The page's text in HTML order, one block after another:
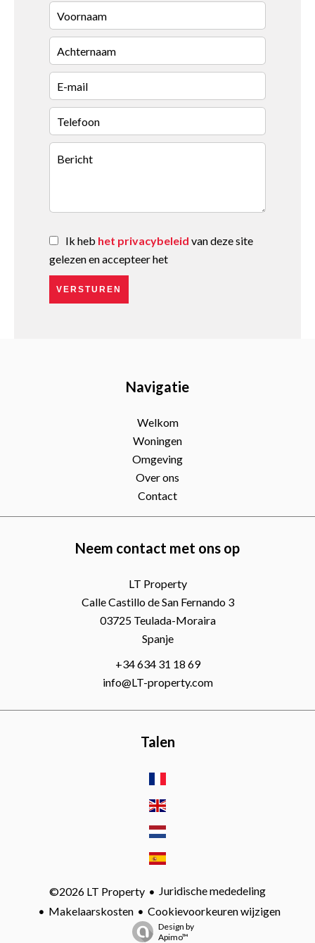
Ik heb het privacybeleid van deze site
gelezen en accepteer het
VERSTUREN
Navigatie
Welkom
Woningen
Omgeving
Over ons
Contact
Neem contact met ons op
LT Property
Calle Castillo de San Fernando 3
03725Teulada-Moraira
Spanje
+34 634 31 18 69
info@LT-property.com
Talen
©2026 LT Property
Juridische mededeling
Makelaarskosten
Cookievoorkeuren wijzigen
Design by
Apimo™